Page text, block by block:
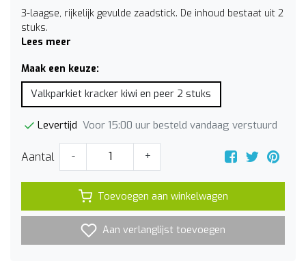
3-laagse, rijkelijk gevulde zaadstick. De inhoud bestaat uit 2
stuks.
Lees meer
Maak een keuze:
Valkparkiet kracker kiwi en peer 2 stuks
Levertijd Voor 15:00 uur besteld vandaag verstuurd
Aantal - +
Toevoegen aan winkelwagen
Aan verlanglijst toevoegen